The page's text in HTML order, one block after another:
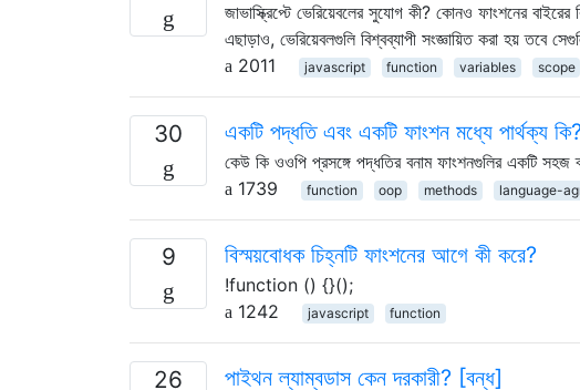
জাভাস্ক্রিপ্টে ভেরিয়েবলের সুযোগ কী? কোনও ফাংশনের
এছাড়াও, ভেরিয়েবলগুলি বিশ্বব্যাপী সংজ্ঞায়িত করা হয় তবে
2011
javascript function variables scope
30 একটি পদ্ধতি এবং একটি ফাংশন মধ্যে পার্থক্য কি?
কেউ কি ওওপি প্রসঙ্গে পদ্ধতির বনাম ফাংশনগুলির একটি সহজ
1739
function oop methods language-
9 বিস্ময়বোধক চিহ্নটি ফাংশনের আগে কী করে?
!function () {}();
1242
javascript function
26 পাইথন ল্যাম্বডাস কেন দরকারী? [বন্ধ]